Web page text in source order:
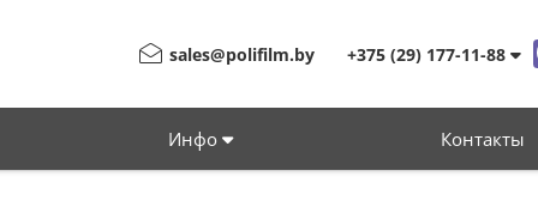
sales@polifilm.by +375 (29) 177-11-88
Инфо Контакты